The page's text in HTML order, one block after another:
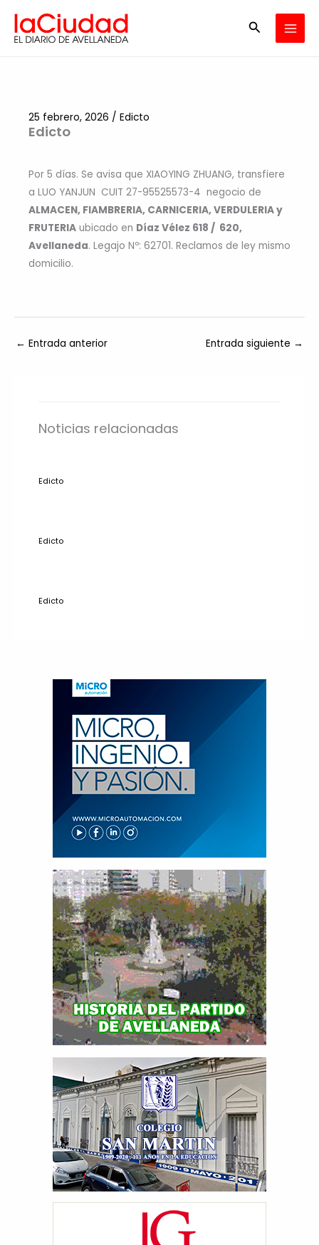
contenido
Buscar
Edicto
25 febrero, 2026 / Edicto
Por 5 días. Se avisa que XIAOYING ZHUANG, transfiere
a LUO YANJUN CUIT 27-95525573-4 negocio de
ALMACEN, FIAMBRERIA, CARNICERIA, VERDULERIA y
FRUTERIA ubicado en Díaz Vélez 618 / 620,
Avellaneda. Legajo Nº: 62701. Reclamos de ley mismo
domicilio.
← Entrada anterior Entrada siguiente →
Noticias relacionadas
Edicto
Edicto
Edicto